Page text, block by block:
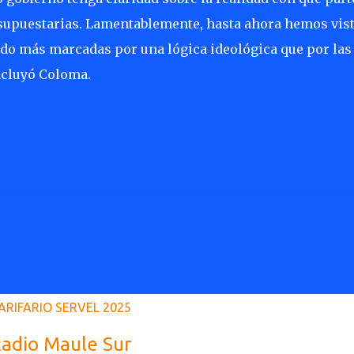
Lamentablemente, hasta ahora hemos
más marcadas por una lógica ideológica que por las
Coloma.
SERVEL 2025
Maule Sur